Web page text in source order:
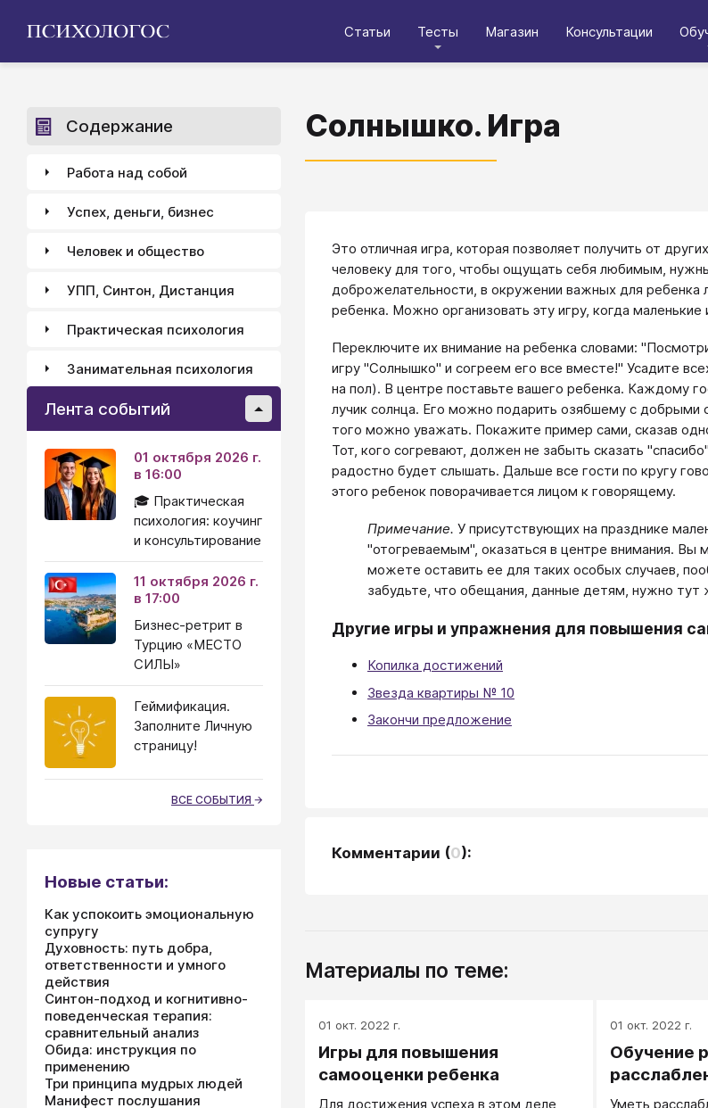
Статьи Тесты Магазин Консультации
Солнышко. Игра
Это отличная игра, которая позволяет получить от
человеку для того, чтобы ощущать себя любимым,
доброжелательности, в окружении важных для
ребенка. Можно организовать эту игру, когда
Переключите их внимание на ребенка словами:
игру "Солнышко" и согреем его все вместе!" Усадите
на пол). В центре поставьте вашего ребенка. Каждому
лучик солнца. Его можно подарить озябшему с добрыми
того можно уважать. Покажите пример сами, сказав
Тот, кого согревают, должен не забыть сказать
радостно будет слышать. Дальше все гости по кругу
этого ребенок поворачивается лицом к говорящему.
Примечание. У присутствующих на празднике
"отогреваемым", оказаться в центре внимания.
можете оставить ее для таких особых случаев,
забудьте, что обещания, данные детям, нужно тут
Другие игры и упражнения для повышения
Копилка достижений
Звезда квартиры № 10
Закончи предложение
Комментарии (0):
Материалы по теме:
01 окт. 2022 г.
Игры для повышения
самооценки ребенка
Для достижения успеха в этом деле
01 окт. 2022 г.
Обучение
Уметь
Содержание
Работа над собой
Успех, деньги, бизнес
Человек и общество
УПП, Синтон, Дистанция
Практическая психология
Занимательная психология
Лента событий
01 октября 2026 г.
в 16:00
🎓 Практическая
психология: коучинг
и консультирование
11 октября 2026 г.
в 17:00
Бизнес-ретрит в
Турцию «МЕСТО
СИЛЫ»
Геймификация.
Заполните Личную
страницу!
ВСЕ СОБЫТИЯ
Новые статьи:
Как успокоить эмоциональную
супругу
Духовность: путь добра,
ответственности и умного
действия
Синтон-подход и когнитивно-
поведенческая терапия:
сравнительный анализ
Обида: инструкция по
применению
Три принципа мудрых людей
Манифест послушания